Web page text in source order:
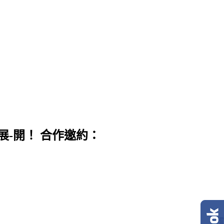
-開！ 合作邀約：